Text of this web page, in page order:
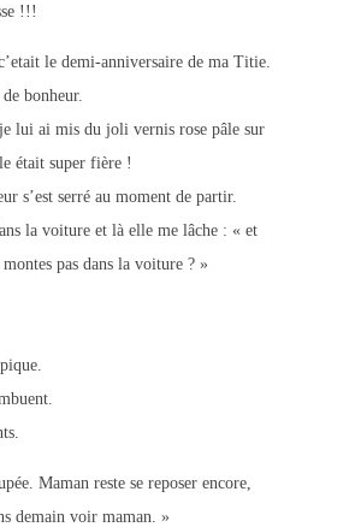
!!!
le demi-anniversaire de ma Titie.
bonheur.
lui ai mis du joli vernis rose pâle sur
était super fière !
s’est serré au moment de partir.
la voiture et là elle me lâche : « et
pas dans la voiture ? »
Maman reste se reposer encore,
demain voir maman. »